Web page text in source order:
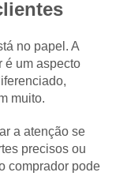
no papel. A
é um aspecto
muito.
a atenção se
precisos ou
comprador pode